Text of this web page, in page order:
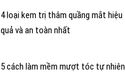
4 loại kem trị thâm quầng mắt hiệu
quả và an toàn nhất
5 cách làm mềm mượt tóc tự nhiên